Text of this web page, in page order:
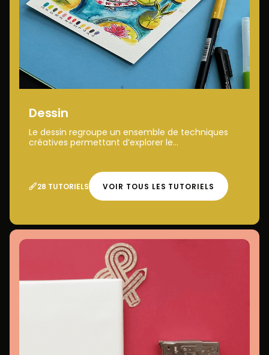
Dessin
Le dessin regroupe un ensemble de techniques
créatives permettant d’explorer le...
28 TUTORIELS VOIR TOUS LES TUTORIELS